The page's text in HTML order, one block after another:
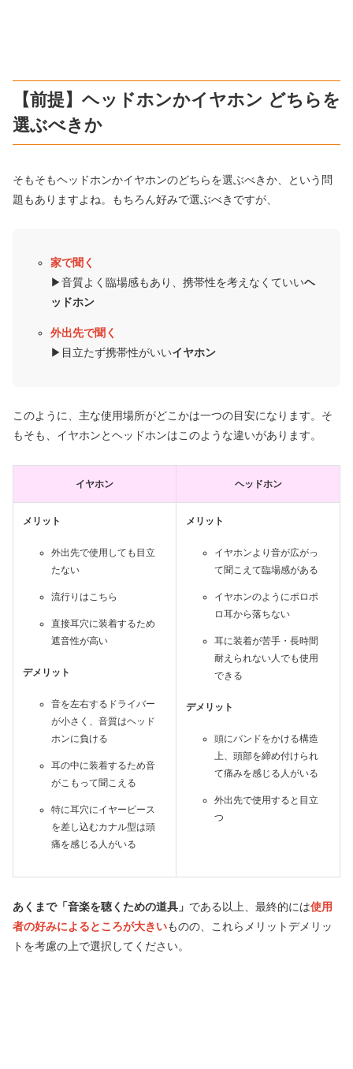
【前提】ヘッドホンかイヤホン どちらを
選ぶべきか
そもそもヘッドホンかイヤホンのどちらを選ぶべきか、という問
題もありますよね。もちろん好みで選ぶべきですが、
家で聞く
▶︎音質よく臨場感もあり、携帯性を考えなくていいヘ
ッドホン
外出先で聞く
▶︎目立たず携帯性がいいイヤホン
このように、主な使用場所がどこかは一つの目安になります。そ
もそも、イヤホンとヘッドホンはこのような違いがあります。
イヤホン ヘッドホン
メリット
外出先で使用しても目立
たない
流行りはこちら
直接耳穴に装着するため
遮音性が高い
デメリット
音を左右するドライバー
が小さく、音質はヘッド
ホンに負ける
耳の中に装着するため音
がこもって聞こえる
特に耳穴にイヤーピース
を差し込むカナル型は頭
痛を感じる人がいる
メリット
イヤホンより音が広がっ
て聞こえて臨場感がある
イヤホンのようにポロポ
ロ耳から落ちない
耳に装着が苦手・長時間
耐えられない人でも使用
できる
デメリット
頭にバンドをかける構造
上、頭部を締め付けられ
て痛みを感じる人がいる
外出先で使用すると目立
つ
あくまで「音楽を聴くための道具」 である以上、最終的には使用
者の好みによるところが大きいものの、これらメリットデメリッ
トを考慮の上で選択してください。